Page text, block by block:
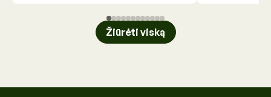
Žiūrėti viską